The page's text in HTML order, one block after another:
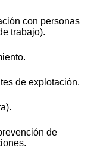
con personas
trabajo).
de explotación.
de